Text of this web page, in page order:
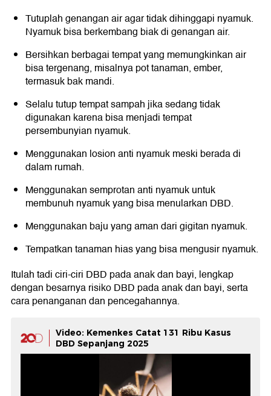
Tutuplah genangan air agar tidak dihinggapi nyamuk.
Nyamuk bisa berkembang biak di genangan air.
Bersihkan berbagai tempat yang memungkinkan air
bisa tergenang, misalnya pot tanaman, ember,
termasuk bak mandi.
Selalu tutup tempat sampah jika sedang tidak
digunakan karena bisa menjadi tempat
persembunyian nyamuk.
Menggunakan losion anti nyamuk meski berada di
dalam rumah.
Menggunakan semprotan anti nyamuk untuk
membunuh nyamuk yang bisa menularkan DBD.
Menggunakan baju yang aman dari gigitan nyamuk.
Tempatkan tanaman hias yang bisa mengusir nyamuk.
Itulah tadi ciri-ciri DBD pada anak dan bayi, lengkap
dengan besarnya risiko DBD pada anak dan bayi, serta
cara penanganan dan pencegahannya.
Video: Kemenkes Catat 131 Ribu Kasus
DBD Sepanjang 2025